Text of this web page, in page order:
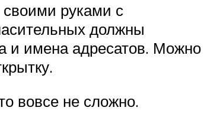
руками с
должны
и имена адресатов. Можно
вовсе не сложно.